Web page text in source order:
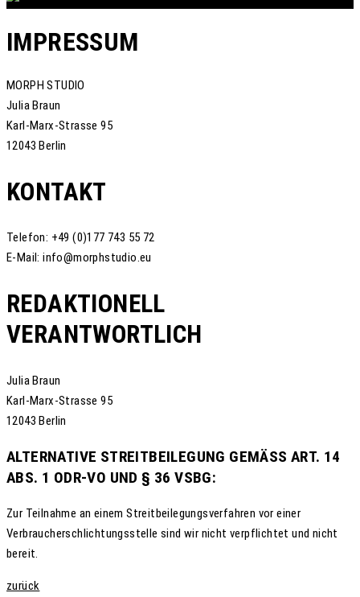
IMPRESSUM
MORPH STUDIO
Julia Braun
Karl-Marx-Strasse 95
12043 Berlin
KONTAKT
Telefon: +49 (0)177 743 55 72
E-Mail: info@morphstudio.eu
REDAKTIONELL
VERANTWORTLICH
Julia Braun
Karl-Marx-Strasse 95
12043 Berlin
ALTERNATIVE STREITBEILEGUNG GEMÄSS ART. 14 A
BS. 1 ODR-VO UND § 36 VSBG:
Zur Teilnahme an einem Streitbeilegungsverfahren vor einer
Verbraucherschlichtungsstelle sind wir nicht verpflichtet und nicht
bereit.
zurück